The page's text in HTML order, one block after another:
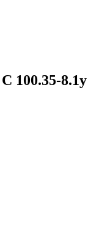
100.35-8.1у